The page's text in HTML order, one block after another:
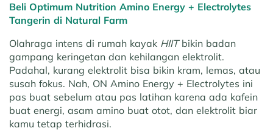
Beli Optimum Nutrition Amino Energy + Electrolytes
Tangerin di Natural Farm
Olahraga intens di rumah kayak HIITbikin badan
gampang keringetan dan kehilangan elektrolit.
Padahal, kurang elektrolit bisa bikin kram, lemas, atau
susah fokus. Nah, ON Amino Energy + Electrolytes ini
pas buat sebelum atau pas latihan karena ada kafein
buat energi, asam amino buat otot, dan elektrolit biar
kamu tetap terhidrasi.